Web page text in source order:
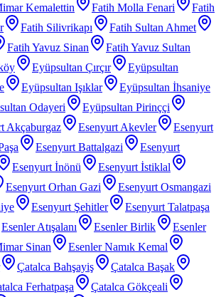
Kemalettin Fatih Molla Fenari
Fatih
Fatih Silivrikapı
Fatih Sultan Ahmet
Fatih Yavuz Sinan
Fatih Yavuz Sultan
Eyüpsultan Çırçır
Eyüpsultan
Eyüpsultan Işıklar
Eyüpsultan İhsaniye
Odayeri
Eyüpsultan Pirinççi
Akçaburgaz Esenyurt Akevler
Esenyurt
Esenyurt Battalgazi
Esenyurt
Esenyurt İnönü
Esenyurt İstiklal
Esenyurt Orhan Gazi
Esenyurt Osmangazi
Esenyurt Şehitler
Esenyurt Talatpaşa
Esenler Atışalanı Esenler Birlik
Esenler
Sinan
Esenler Namık Kemal
Çatalca Bahşayiş
Çatalca Başak
Ferhatpaşa
Çatalca Gökçeali